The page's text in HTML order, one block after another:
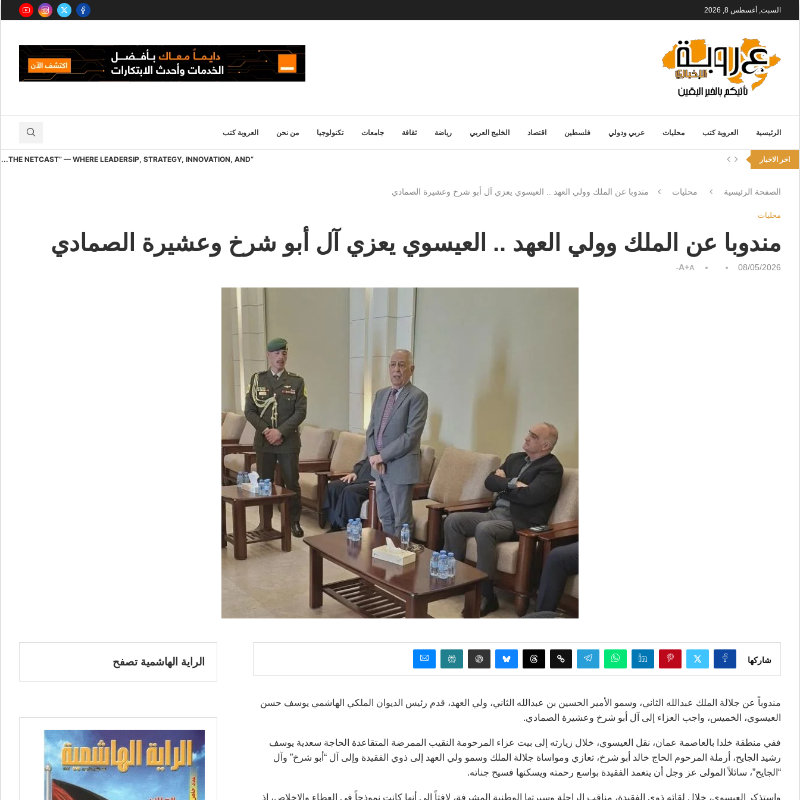
السبت, أغسطس 8, 2026
الرئيسية العروبة كتب محليات عربي ودولي فلسطين اقتصاد الخليج العربي رياضة ثقافة جامعات تكنولوجيا من نحن العروبة كتب
اخر الاخبار “THE NETCAST” — WHERE LEADERSIP, STRATEGY, INNOVATION, AND...
الصفحة الرئيسية محليات مندوبا عن الملك وولي العهد .. العيسوي يعزي آل أبو شرخ وعشيرة الصمادي
محليات
مندوبا عن الملك وولي العهد .. العيسوي يعزي آل أبو شرخ وعشيرة الصمادي
08/05/2026
A+A-
شاركها
مندوباً عن جلالة الملك عبدالله الثاني، وسمو الأمير الحسين بن عبدالله الثاني، ولي العهد، قدم رئيس الديوان الملكي الهاشمي يوسف حسن
العيسوي، الخميس، واجب العزاء إلى آل أبو شرخ وعشيرة الصمادي.
ففي منطقة خلدا بالعاصمة عمان، نقل العيسوي، خلال زيارته إلى بيت عزاء المرحومة النقيب الممرضة المتقاعدة الحاجة سعدية يوسف
رشيد الجايح، أرملة المرحوم الحاج خالد أبو شرخ، تعازي ومواساة جلالة الملك وسمو ولي العهد إلى ذوي الفقيدة وإلى آل “أبو شرخ” وآل
“الجايح”، سائلاً المولى عز وجل أن يتغمد الفقيدة بواسع رحمته ويسكنها فسيح جناته.
واستذكر العيسوي، خلال لقائه ذوي الفقيدة، مناقب الراحلة وسيرتها الوطنية المشرفة، لافتاً إلى أنها كانت نموذجاً في العطاء والإخلاص، إذ
الراية الهاشمية تصفح